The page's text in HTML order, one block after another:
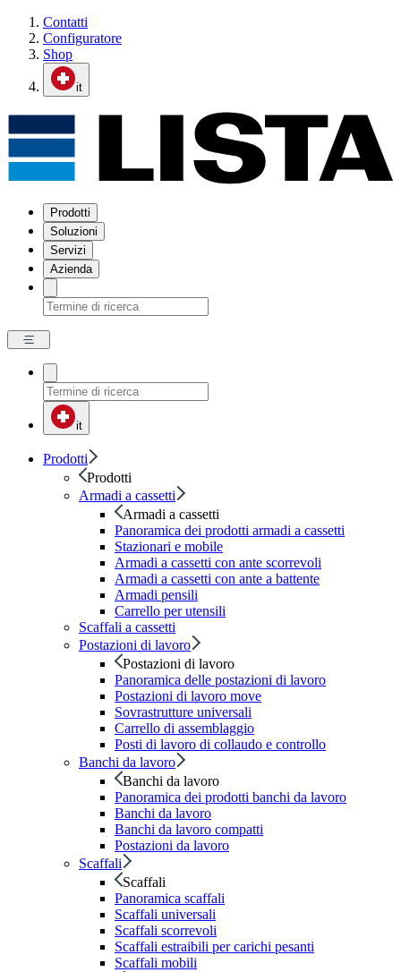
Contatti
Configuratore
Shop
it
Prodotti
Soluzioni
Servizi
Azienda
it
Prodotti
Prodotti
Armadi a cassetti
Armadi a cassetti
Panoramica dei prodotti armadi a cassetti
Stazionari e mobile
Armadi a cassetti con ante scorrevoli
Armadi a cassetti con ante a battente
Armadi pensili
Carrello per utensili
Scaffali a cassetti
Postazioni di lavoro
Postazioni di lavoro
Panoramica delle postazioni di lavoro
Postazioni di lavoro move
Sovrastrutture universali
Carrello di assemblaggio
Posti di lavoro di collaudo e controllo
Banchi da lavoro
Banchi da lavoro
Panoramica dei prodotti banchi da lavoro
Banchi da lavoro
Banchi da lavoro compatti
Postazioni da lavoro
Scaffali
Scaffali
Panoramica scaffali
Scaffali universali
Scaffali scorrevoli
Scaffali estraibili per carichi pesanti
Scaffali mobili